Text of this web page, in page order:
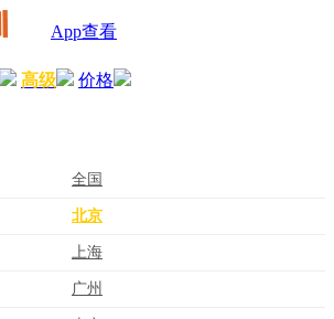
App查看
高级 价格
全国
北京
上海
广州